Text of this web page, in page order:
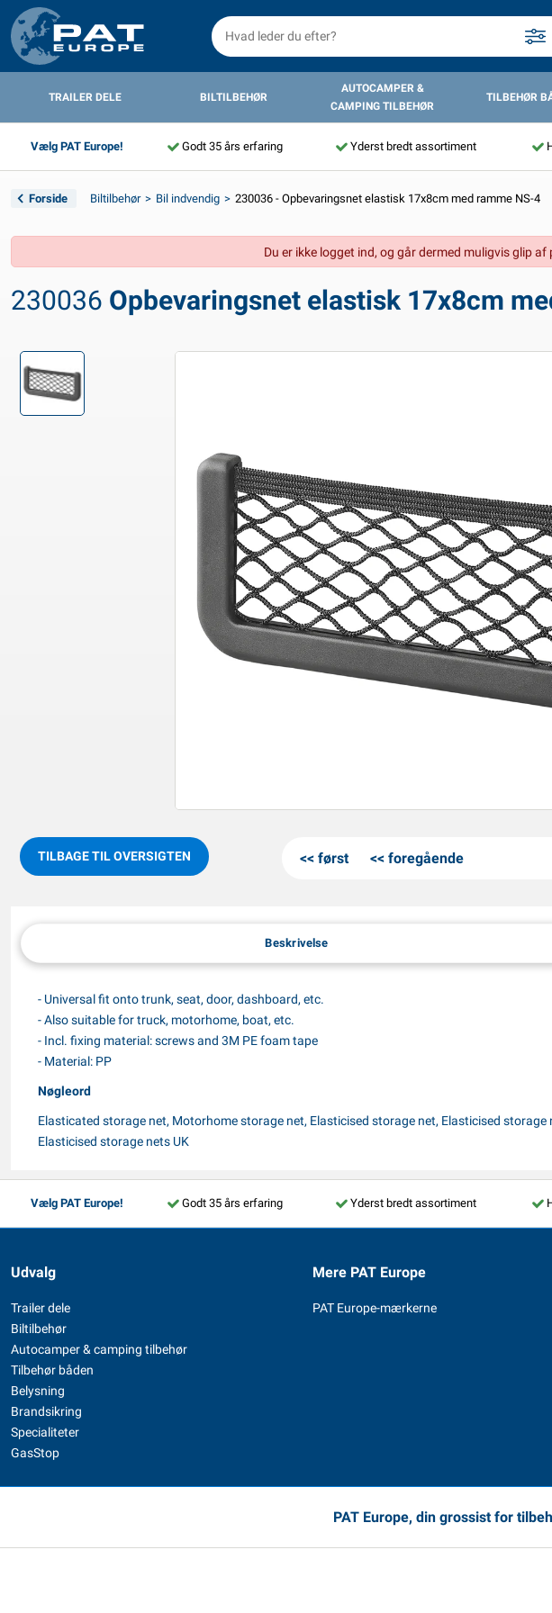
TRAILER DELE BILTILBEHØR
AUTOCAMPER &
CAMPING TILBEHØR
TILBEHØR
Vælg PAT Europe! Godt 35 års erfaring Yderst bredt assortiment
Forside Biltilbehør Bil indvendig 230036 - Opbevaringsnet elastisk 17x8cm med ramme NS-4
Du er ikke logget ind, og går dermed muligvis glip
230036 Opbevaringsnet elastisk 17x8cm
TILBAGE TIL OVERSIGTEN først foregående
Beskrivelse
- Universal fit onto trunk, seat, door, dashboard, etc.
- Also suitable for truck, motorhome, boat, etc.
- Incl. fixing material: screws and 3M PE foam tape
- Material: PP
Nøgleord
Elasticated storage net, Motorhome storage net, Elasticised storage net, Elasticised
Elasticised storage nets UK
Vælg PAT Europe! Godt 35 års erfaring Yderst bredt assortiment
Udvalg
Trailer dele
Biltilbehør
Autocamper & camping tilbehør
Tilbehør båden
Belysning
Brandsikring
Specialiteter
GasStop
Mere PAT Europe
PAT Europe-mærkerne
PAT Europe, din grossist for